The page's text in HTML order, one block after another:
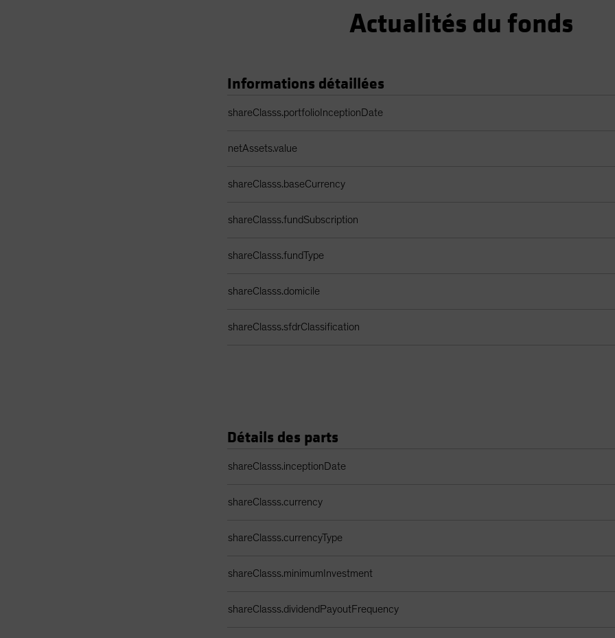
Actualités du fonds
Informations détaillées
shareClasss.portfolioInceptionDate
netAssets.value
shareClasss.baseCurrency
shareClasss.fundSubscription
shareClasss.fundType
shareClasss.domicile
shareClasss.sfdrClassification
Détails des parts
shareClasss.inceptionDate
shareClasss.currency
shareClasss.currencyType
shareClasss.minimumInvestment
shareClasss.dividendPayoutFrequency